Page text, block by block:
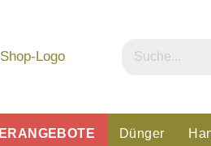
Dünger